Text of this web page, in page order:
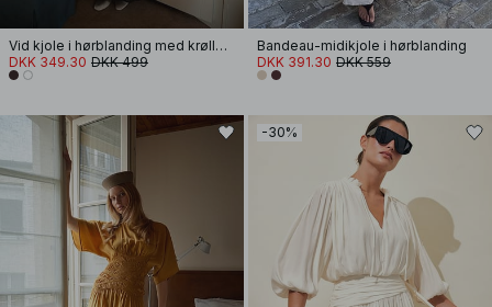
Vid kjole i hørblanding med krøller og stropper
DKK 349.30 DKK 499
Bandeau-midikjole i hørblanding
DKK 391.30 DKK 559
-30%